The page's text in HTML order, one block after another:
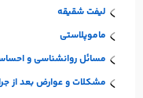
لیفت شقیقه
ماموپلاستی
مسائل روانشناسی و
مشکلات و عوارض بعد از